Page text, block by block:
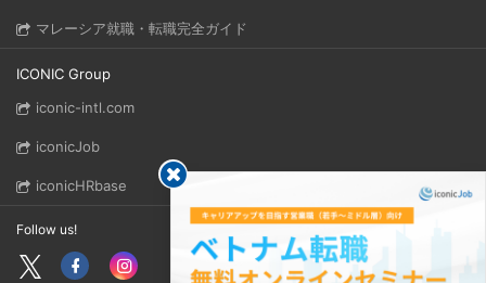
マレーシア就職・転職完全ガイド
ICONIC Group
iconic-intl.com
iconicJob
iconicHRbase
Follow us!